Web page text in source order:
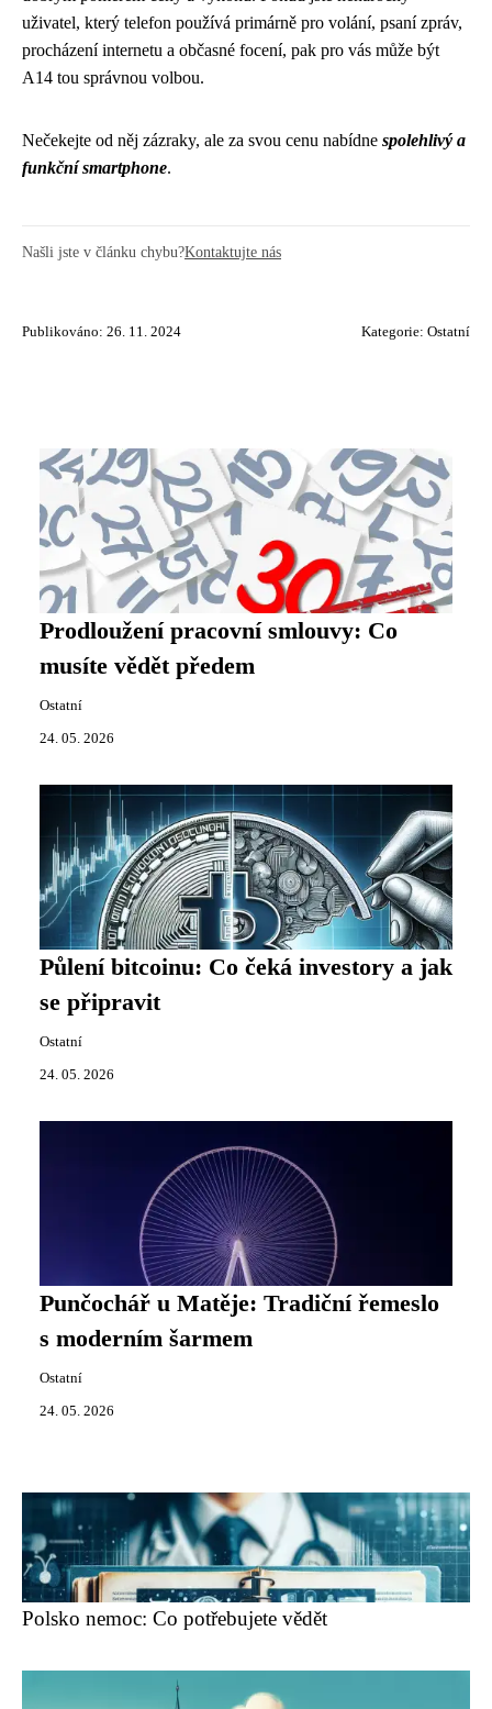
uživatel, který telefon používá primárně pro volání, psaní zpráv,
procházení internetu a občasné focení, pak pro vás může být
A14 tou správnou volbou.
Nečekejte od něj zázraky, ale za svou cenu nabídne spolehlivý a
funkční smartphone.
Našli jste v článku chybu?Kontaktujte nás
Publikováno: 26. 11. 2024 Kategorie: Ostatní
Prodloužení pracovní smlouvy: Co
musíte vědět předem
Ostatní
24. 05. 2026
Půlení bitcoinu: Co čeká investory a jak
se připravit
Ostatní
24. 05. 2026
Punčochář u Matěje: Tradiční řemeslo
s moderním šarmem
Ostatní
24. 05. 2026
Polsko nemoc: Co potřebujete vědět